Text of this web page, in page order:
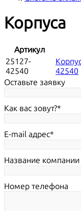
Корпуса
Артикул
25127-
42540
42540
Оставьте заявку
Как вас зовут?
E-mail адрес
Название компании
Номер телефона